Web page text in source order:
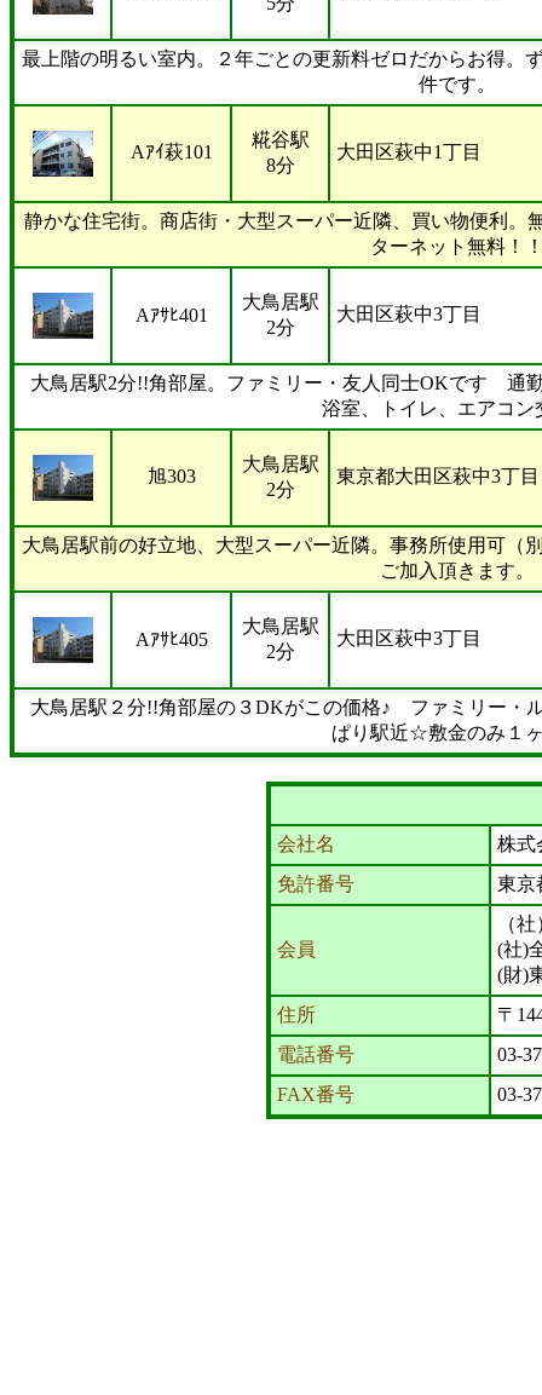
最上階の明るい室内。２年ごとの更新料ゼロだからお得。
件です。
Aｱｲ萩101
糀谷駅
8分
大田区萩中1丁目
静かな住宅街。商店街・大型スーパー近隣、買い物便利。
ターネット無料！
Aｱｻﾋ401
大鳥居駅
2分
大田区萩中3丁目
大鳥居駅2分!!角部屋。ファミリー・友人同士OKです 通
浴室、トイレ、エアコン
旭303
大鳥居駅
2分
東京都大田区萩中3丁目
大鳥居駅前の好立地、大型スーパー近隣。事務所使用可（
ご加入頂きます。
Aｱｻﾋ405
大鳥居駅
2分
大田区萩中3丁目
大鳥居駅２分!!角部屋の３DKがこの価格♪ ファミリー・
ぱり駅近☆敷金のみ１
会社名
株
免許番号
東京
会員
（
(社)
(財)
住所
〒
電話番号
03-
FAX番号
03-